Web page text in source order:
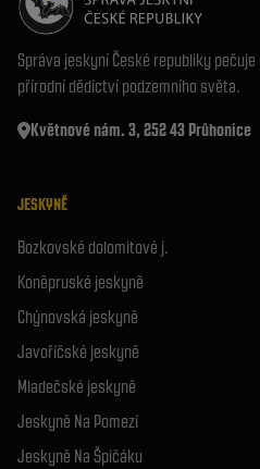
Správa jeskyní České republiky
přírodní dědictví podzemního světa.
Květnové nám. 3, 252 43 Průhonice
JESKYNĚ
Bozkovské dolomitové j.
Koněpruské jeskyně
Chýnovská jeskyně
Javoříčské jeskyně
Mladečské jeskyně
Jeskyně Na Pomezí
Jeskyně Na Špičáku